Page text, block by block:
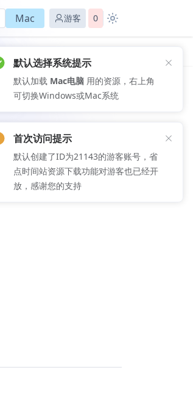
Mac 游客 0
默认选择系统提示
默认加载 Mac电脑 用的资源，右上角
可切换Windows或Mac系统
首次访问提示
默认创建了ID为21143的游客账号，省
点时间站资源下载功能对游客也已经开
放，感谢您的支持